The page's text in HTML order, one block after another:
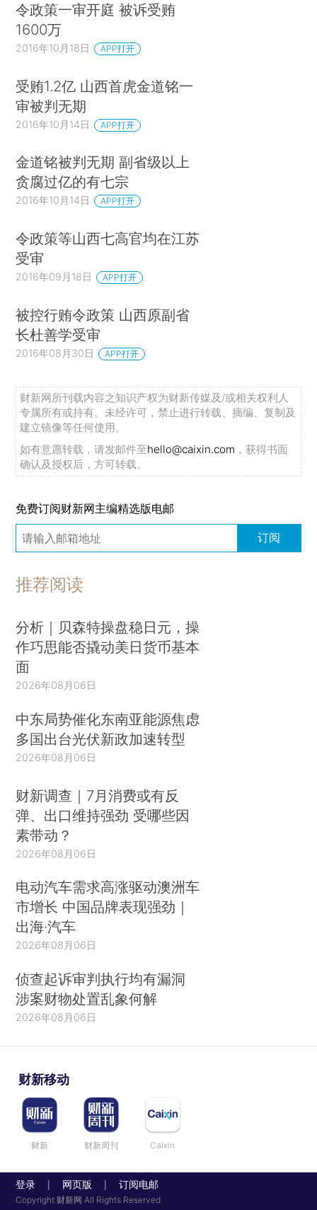
令政策一审开庭 被诉受贿
1600万
2016年10月18日 APP打开
受贿1.2亿 山西首虎金道铭一
审被判无期
2016年10月14日 APP打开
金道铭被判无期 副省级以上
贪腐过亿的有七宗
2016年10月14日 APP打开
令政策等山西七高官均在江苏
受审
2016年09月18日 APP打开
被控行贿令政策 山西原副省
长杜善学受审
2016年08月30日 APP打开
财新网所刊载内容之知识产权为财新传媒及/或相关权利人
专属所有或持有。未经许可，禁止进行转载、摘编、复制及
建立镜像等任何使用。
如有意愿转载，请发邮件至hello@caixin.com ，获得书面
确认及授权后，方可转载。
免费订阅财新网主编精选版电邮
订阅
推荐阅读
分析｜贝森特操盘稳日元，操
作巧思能否撬动美日货币基本
面
2026年08月06日
中东局势催化东南亚能源焦虑
多国出台光伏新政加速转型
2026年08月06日
财新调查｜7月消费或有反
弹、出口维持强劲 受哪些因
素带动？
2026年08月06日
电动汽车需求高涨驱动澳洲车
市增长 中国品牌表现强劲｜
出海·汽车
2026年08月06日
侦查起诉审判执行均有漏洞
涉案财物处置乱象何解
2026年08月06日
财新移动
财新 财新周刊 Caixin
登录 网页版 订阅电邮
Copyright 财新网 All Rights Reserved